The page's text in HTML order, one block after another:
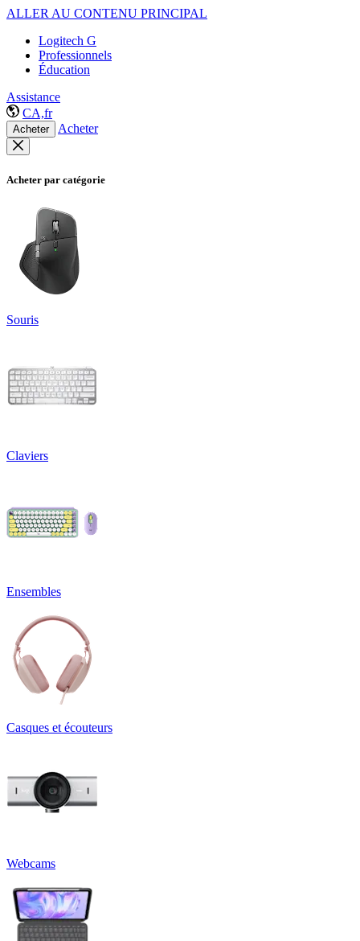
ALLER AU CONTENU PRINCIPAL
Logitech G
Professionnels
Éducation
Assistance
CA,fr
Acheter Acheter
Acheter par catégorie
Souris
Claviers
Ensembles
Casques et écouteurs
Webcams